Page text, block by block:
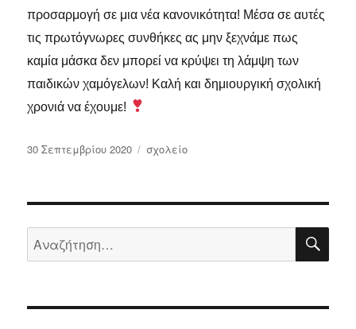
προσαρμογή σε μια νέα κανονικότητα! Μέσα σε αυτές
τις πρωτόγνωρες συνθήκες ας μην ξεχνάμε πως
καμία μάσκα δεν μπορεί να κρύψει τη λάμψη των
παιδικών χαμόγελων! Καλή και δημιουργική σχολική
χρονιά να έχουμε!
Δημοσιεύτηκε
30 Σεπτεμβρίου 2020 Κατηγορίες
σχολείο
Αναζήτηση
για: